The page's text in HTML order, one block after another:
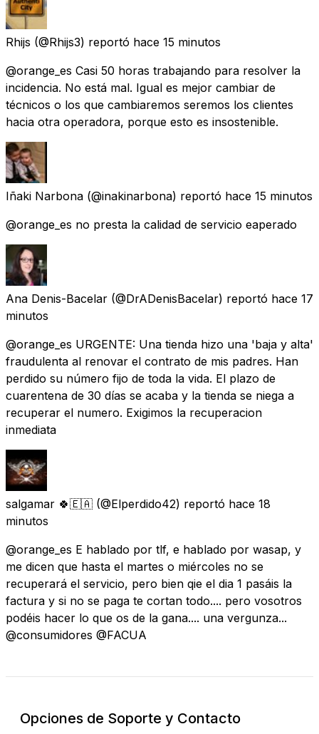
Rhijs (@Rhijs3) reportó hace 15 minutos
@orange_es Casi 50 horas trabajando para resolver la
incidencia. No está mal. Igual es mejor cambiar de
técnicos o los que cambiaremos seremos los clientes
hacia otra operadora, porque esto es insostenible.
Iñaki Narbona (@inakinarbona) reportó hace 15 minutos
@orange_es no presta la calidad de servicio eaperado
Ana Denis-Bacelar (@DrADenisBacelar) reportó hace 17
minutos
@orange_es URGENTE: Una tienda hizo una 'baja y alta'
fraudulenta al renovar el contrato de mis padres. Han
perdido su número fijo de toda la vida. El plazo de
cuarentena de 30 días se acaba y la tienda se niega a
recuperar el numero. Exigimos la recuperacion
inmediata
salgamar 🍀🇪🇦 (@Elperdido42) reportó hace 18
minutos
@orange_es E hablado por tlf, e hablado por wasap, y
me dicen que hasta el martes o miércoles no se
recuperará el servicio, pero bien qie el dia 1 pasáis la
factura y si no se paga te cortan todo.... pero vosotros
podéis hacer lo que os de la gana.... una vergunza...
@consumidores @FACUA
Opciones de Soporte y Contacto